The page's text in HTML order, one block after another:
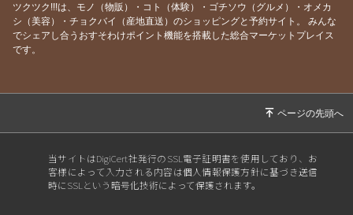
2021/06/23【お知らせ】
2021/06/13【出演,掲載情報】
2021/03/24【イベントのお知らせ】
2021/02/25【新商品販売のお知らせ】
ツクツク!!!は、モノ（物販）・コト（体験）・ゴチソウ（グルメ）・オメカ
シ（美容）・チョクバイ（産地直送）のショッピングと予約サイト。
みんな
でシェアし合うおすそわけポイント機能を搭載した総合マーケットプレイス
です。
当サイトはDigiCert社発行のSSL電子証明書を使用しており、お
客様によって入力される内容は個人情報保護方針に基づき送信
時にSSLという暗号化技術によって保護されます。